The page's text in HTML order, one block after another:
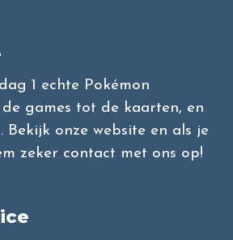
1 echte Pokémon
games tot de kaarten, en
Bekijk onze website en als je
zeker contact met ons op!